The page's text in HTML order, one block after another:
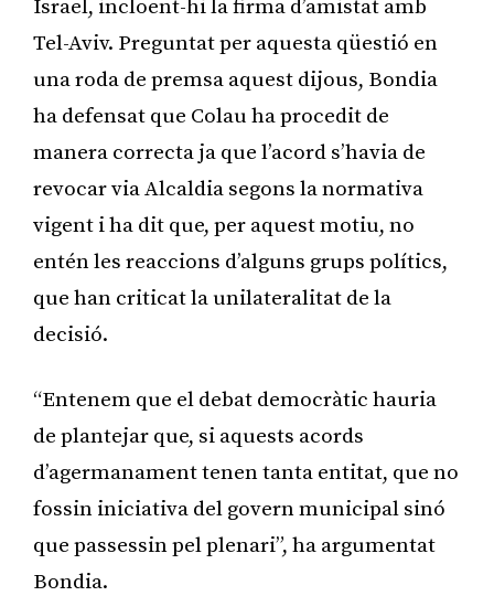
Israel, incloent-hi la firma d’amistat amb
Tel-Aviv. Preguntat per aquesta qüestió en
una roda de premsa aquest dijous, Bondia
ha defensat que Colau ha procedit de
manera correcta ja que l’acord s’havia de
revocar via Alcaldia segons la normativa
vigent i ha dit que, per aquest motiu, no
entén les reaccions d’alguns grups polítics,
que han criticat la unilateralitat de la
decisió.
“Entenem que el debat democràtic hauria
de plantejar que, si aquests acords
d’agermanament tenen tanta entitat, que no
fossin iniciativa del govern municipal sinó
que passessin pel plenari”, ha argumentat
Bondia.